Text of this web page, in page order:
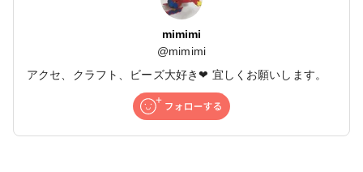
mimimi
@mimimi
アクセ、クラフト、ビーズ大好き❤ 宜しくお願いします。